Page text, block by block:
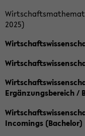
2025)
Ergänzungsbereich /
Incomings (Bachelor)